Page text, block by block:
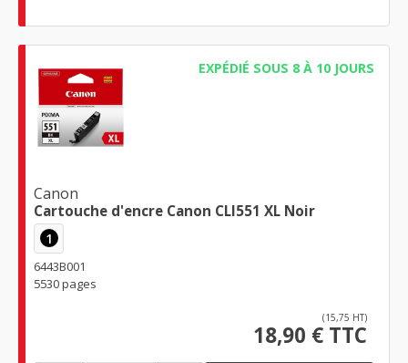
EXPÉDIÉ SOUS 8 À 10 JOURS
Canon
Cartouche d'encre Canon CLI551 XL Noir
1
6443B001
5530 pages
(15,75 HT)
18,90 € TTC